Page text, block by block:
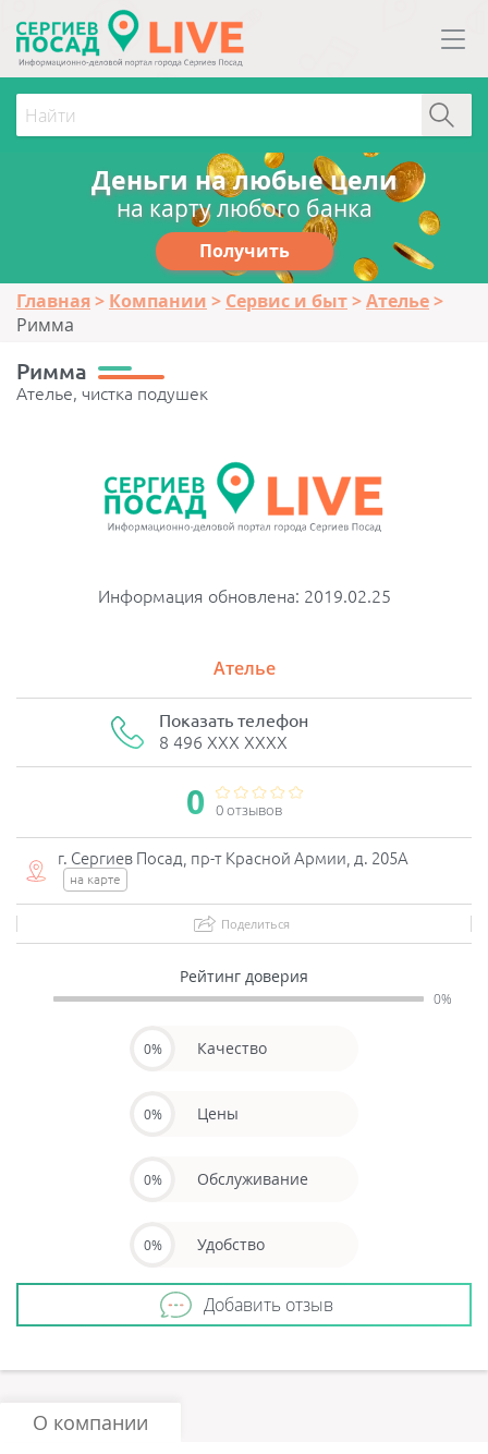
Деньги на любые цели
на карту любого банка
Получить
Главная Компании Сервис и быт
Ателье
Римма
Римма
Ателье, чистка подушек
Информация обновлена: 2019.02.25
Ателье
Показать телефон
8 496 XXX XXXX
0 0 отзывов
г. Сергиев Посад, пр-т Красной Армии, д. 205А
на карте
Поделиться
Рейтинг доверия
0%
0% Качество
0% Цены
0% Обслуживание
0% Удобство
Добавить отзыв
О компании